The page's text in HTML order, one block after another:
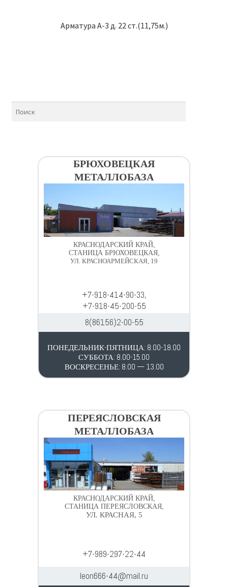
Арматура А-3 д. 22 ст.(11,75м.)
БРЮХОВЕЦКАЯ
МЕТАЛЛОБАЗА
КРАСНОДАРСКИЙ КРАЙ,
СТАНИЦА БРЮХОВЕЦКАЯ,
УЛ. КРАСНОАРМЕЙСКАЯ, 19
+7-918-414-90-33,
+7-918-45-200-55
8(86156)2-00-55
ПОНЕДЕЛЬНИК-ПЯТНИЦА: 8.00-18.00
СУББОТА: 8.00-15.00
ВОСКРЕСЕНЬЕ: 8.00 — 13.00
ПЕРЕЯСЛОВСКАЯ
МЕТАЛЛОБАЗА
КРАСНОДАРСКИЙ КРАЙ,
СТАНИЦА ПЕРЕЯСЛОВСКАЯ,
УЛ. КРАСНАЯ, 5
+7-989-297-22-44
leon666-44@mail.ru